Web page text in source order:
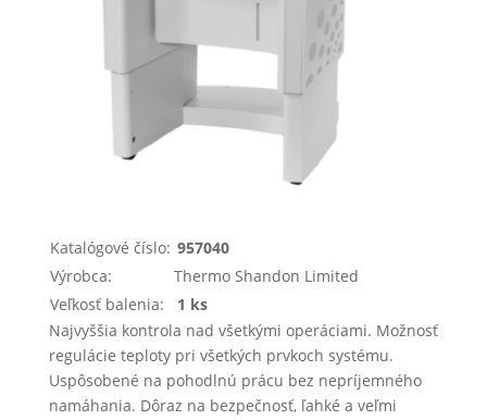
Katalógové číslo: 957040
Výrobca:
Thermo Shandon Limited
Veľkosť balenia:
1 ks
Najvyššia kontrola nad všetkými operáciami. Možnosť
regulácie teploty pri všetkých prvkoch systému.
Uspôsobené na pohodlnú prácu bez nepríjemného
namáhania. Dôraz na bezpečnosť, ľahké a veľmi